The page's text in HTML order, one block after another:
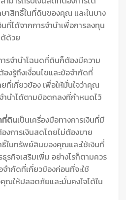
าสิทธิ์ในที่ดินของคุณ และในบาง
ได้จากการจำนำเพื่อการลงทุน
ด้ด้วย
ารจำนำโฉนดที่ดินก็ต้องมีความ
งรู้ถึงเงื่อนไขและข้อจำกัดที่
ที่เกี่ยวข้อง เพื่อให้มั่นใจว่าคุณ
ำนำได้ตามข้อตกลงที่กำหนดไว้
ที่ดินเป็นเครื่องมือทางการเงินที่มี
งการเงินสดโดยไม่ต้องขาย
ในทรัพย์สินของคุณและใช้เงินที่
รกิจเสริมเพิ่ม อย่างไรก็ตามควร
จำกัดที่เกี่ยวข้องก่อนที่จะใช้
ณให้ปลอดภัยและมั่นคงใจได้ใน